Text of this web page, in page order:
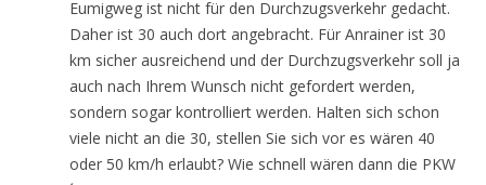
Eumigweg ist nicht für den Durchzugsverkehr gedacht.
Daher ist 30 auch dort angebracht. Für Anrainer ist 30
km sicher ausreichend und der Durchzugsverkehr soll ja
auch nach Ihrem Wunsch nicht gefordert werden,
sondern sogar kontrolliert werden. Halten sich schon
viele nicht an die 30, stellen Sie sich vor es wären 40
oder 50 km/h erlaubt? Wie schnell wären dann die PKW